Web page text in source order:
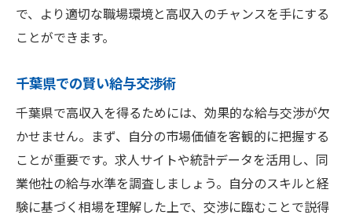
で、より適切な職場環境と高収入のチャンスを手にする
ことができます。
千葉県での賢い給与交渉術
千葉県で高収入を得るためには、効果的な給与交渉が欠
かせません。まず、自分の市場価値を客観的に把握する
ことが重要です。求人サイトや統計データを活用し、同
業他社の給与水準を調査しましょう。自分のスキルと経
験に基づく相場を理解した上で、交渉に臨むことで説得